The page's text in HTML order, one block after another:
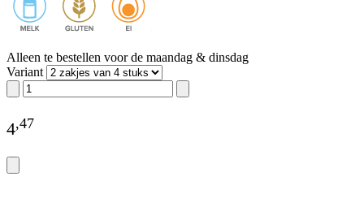
Alleen te bestellen voor de maandag & dinsdag
Variant
4,47